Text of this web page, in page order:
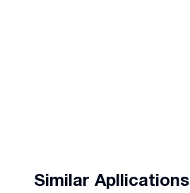
Similar Apllications